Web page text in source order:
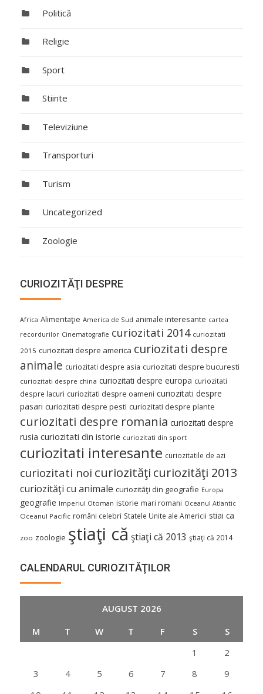
Politică
Religie
Sport
Stiinte
Televiziune
Transporturi
Turism
Uncategorized
Zoologie
CURIOZITĂŢI DESPRE
Africa Alimentaţie America de Sud animale interesante cartea
recordurilor Cinematografie curiozitati 2014 curiozitati
2015 curiozitati despre america curiozitati despre
animale curiozitati despre asia curiozitati despre bucuresti
curiozitati despre china curiozitati despre europa curiozitati
despre lacuri curiozitati despre oameni curiozitati despre
pasari curiozitati despre pesti curiozitati despre plante
curiozitati despre romania curiozitati despre
rusia curiozitati din istorie curiozitati din sport
curiozitati interesante curiozitatile de azi
curiozitati noi curiozităţi curiozităţi 2013
curiozităţi cu animale curiozităţi din geografie Europa
geografie Imperiul Otoman istorie mari romani Oceanul Atlantic
Oceanul Pacific români celebri Statele Unite ale Americii stiai ca
zoo zoologie ştiaţi că ştiaţi că 2013 ştiaţi că 2014
CALENDARUL CURIOZITĂŢILOR
AUGUST 2026
M
T W T F S
S
1
2
3
4 5 6 7 8
9